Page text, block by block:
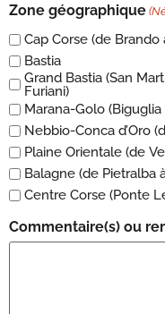
Zone géographique
Cap Corse (de
Bastia
Grand Bastia (San
Furiani)
Marana-Golo
Nebbio-Conca d’Oro
Plaine Orientale (de
Balagne (de Pietralba
Centre Corse (Ponte
Commentaire(s) ou